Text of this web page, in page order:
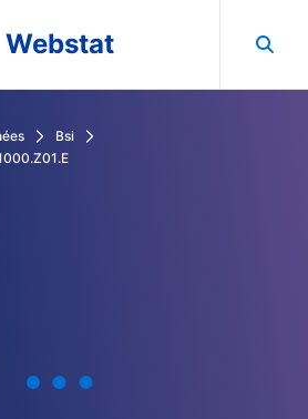
Webstat
Bsi